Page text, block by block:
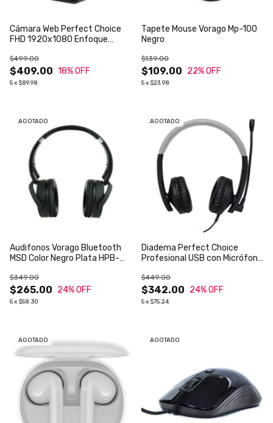
Cámara Web Perfect Choice
FHD 1920x1080 Enfoque
Internos Color Negro
$409.00
$499.00
18% OFF
5x $89.98
Tapete Mouse Vorago Mp-100
Negro
$109.00
$139.00
22% OFF
5x $23.98
AGOTADO
Audifonos Vorago Bluetooth
MSD Color Negro Plata HPB-
$265.00
$349.00
24% OFF
5x $58.30
AGOTADO
Diadema Perfect Choice
Profesional USB con Micrófono
$342.00
$449.00
24% OFF
5x $75.24
AGOTADO AGOTADO